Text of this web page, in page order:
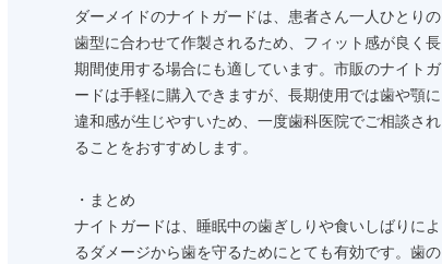
ダーメイドのナイトガードは、患者さん一人ひとりの
歯型に合わせて作製されるため、フィット感が良く長
期間使用する場合にも適しています。市販のナイトガ
ードは手軽に購入できますが、長期使用では歯や顎に
違和感が生じやすいため、一度歯科医院でご相談され
ることをおすすめします。
・まとめ
ナイトガードは、睡眠中の歯ぎしりや食いしばりによ
るダメージから歯を守るためにとても有効です。歯の